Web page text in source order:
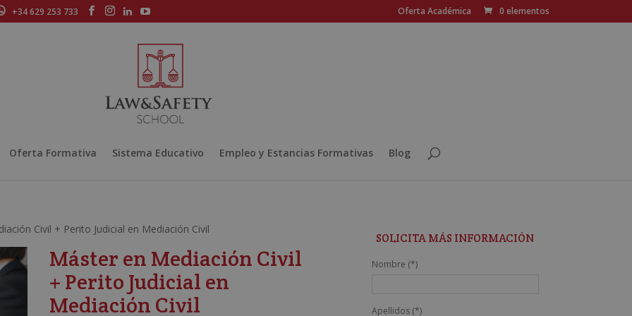
+34 629 253 733 Oferta Académica 0 elementos
Oferta Formativa Sistema Educativo Empleo y Estancias Formativas Blog
Civil + Perito Judicial en Mediación Civil
Máster en Mediación Civil
+ Perito Judicial en
Mediación Civil
SOLICITA MÁS INFORMACIÓN
Nombre (*)
Apellidos (*)